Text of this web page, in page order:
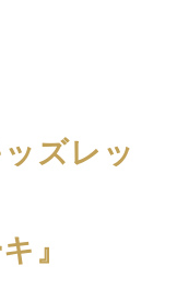
ズレッ
』